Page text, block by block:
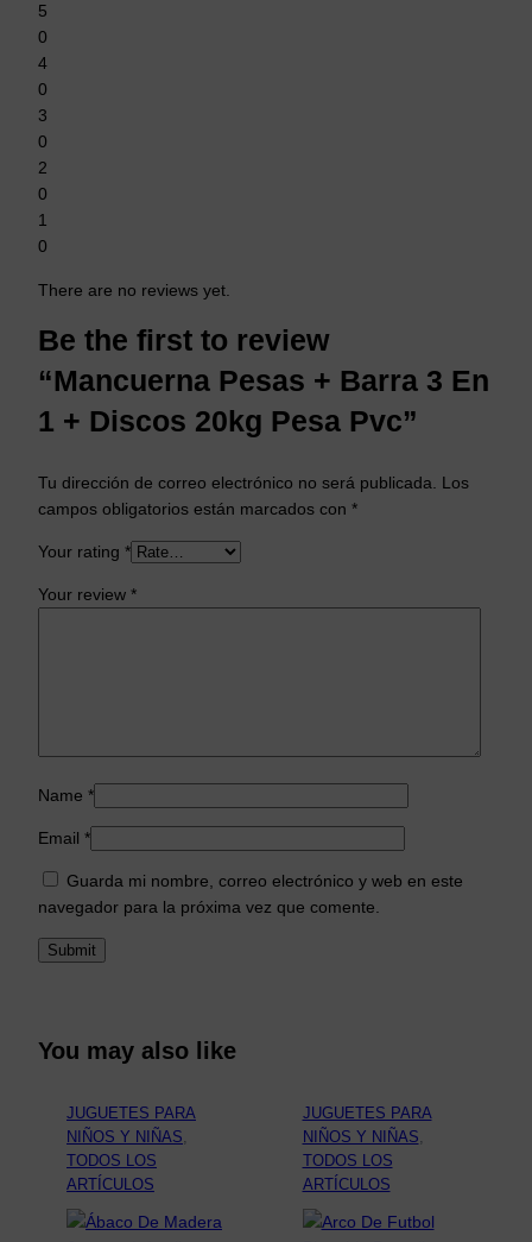
5
0
4
0
3
0
2
0
1
0
There are no reviews yet.
Be the first to review
“Mancuerna Pesas + Barra 3 En
1 + Discos 20kg Pesa Pvc”
Tu dirección de correo electrónico no será publicada.
Los
campos obligatorios están marcados con *
Your rating *
Your review *
Name *
Email *
Guarda mi nombre, correo electrónico y web en este
navegador para la próxima vez que comente.
You may also like
JUGUETES PARA
NIÑOS Y NIÑAS
TODOS LOS
ARTÍCULOS
JUGUETES PARA
NIÑOS Y NIÑAS
TODOS LOS
ARTÍCULOS